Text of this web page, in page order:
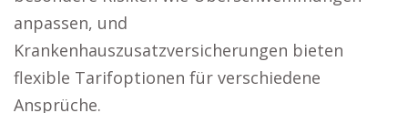
anpassen, und
Krankenhauszusatzversicherungen bieten
flexible Tarifoptionen für verschiedene
Ansprüche.